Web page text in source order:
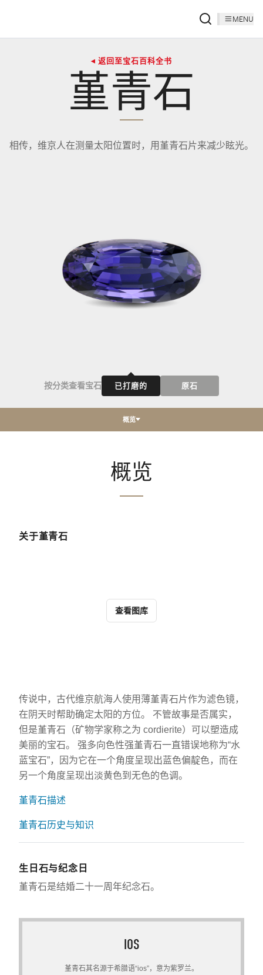
MENU
◂ 返回至宝石百科全书
堇青石
相传，维京人在测量太阳位置时，用堇青石片来减少眩光。
按分类查看宝石 已打磨的 原石
概览
概览
关于堇青石
查看图库
传说中，古代维京航海人使用薄堇青石片作为滤色镜，
在阴天时帮助确定太阳的方位。 不管故事是否属实，
但是堇青石（矿物学家称之为 cordierite）可以塑造成
美丽的宝石。 强多向色性强堇青石一直错误地称为“水
蓝宝石”，因为它在一个角度呈现出蓝色偏靛色，而在
另一个角度呈现出淡黄色到无色的色调。
堇青石描述
堇青石历史与知识
生日石与纪念日
堇青石是结婚二十一周年纪念石。
IOS
堇青石其名源于希腊语“ios”，意为紫罗兰。